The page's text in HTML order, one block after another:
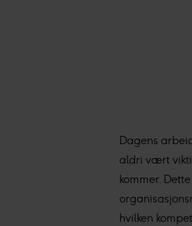
Dagens
aldri vært
kommer.
hvilken